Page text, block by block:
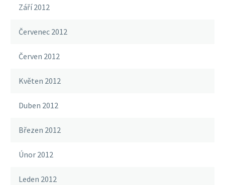
Září 2012
Červenec 2012
Červen 2012
Květen 2012
Duben 2012
Březen 2012
Únor 2012
Leden 2012